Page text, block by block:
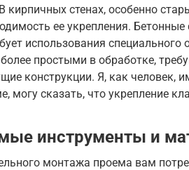
кирпичных стенах, особенно
ее укрепления.
использования
простыми в обработке,
конструкции. Я, как человек,
могу сказать, что укрепление
инструменты и
монтажа проема вам